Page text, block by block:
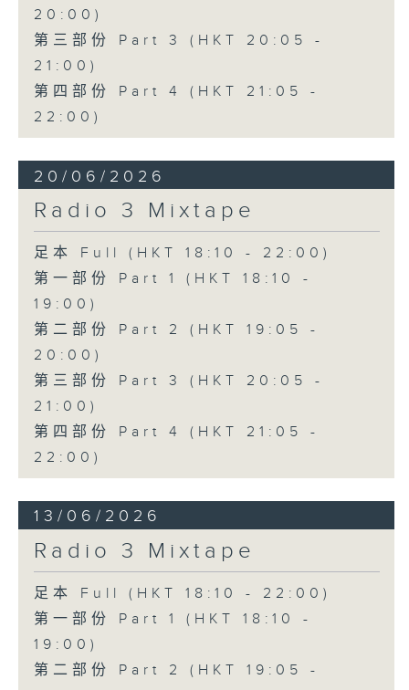
20:00)
第三部份 Part 3 (HKT 20:05 -
21:00)
第四部份 Part 4 (HKT 21:05 -
22:00)
20/06/2026
Radio 3 Mixtape
足本 Full (HKT 18:10 - 22:00)
第一部份 Part 1 (HKT 18:10 -
19:00)
第二部份 Part 2 (HKT 19:05 -
20:00)
第三部份 Part 3 (HKT 20:05 -
21:00)
第四部份 Part 4 (HKT 21:05 -
22:00)
13/06/2026
Radio 3 Mixtape
足本 Full (HKT 18:10 - 22:00)
第一部份 Part 1 (HKT 18:10 -
19:00)
第二部份 Part 2 (HKT 19:05 -